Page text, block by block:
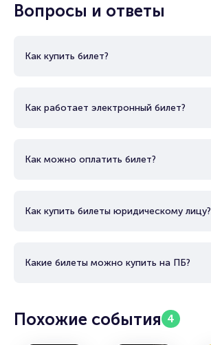
Вопросы и ответы
Как купить билет?
Как работает электронный билет?
Как можно оплатить билет?
Как купить билеты юридическому лицу?
Какие билеты можно купить на ПБ?
Похожие события 4